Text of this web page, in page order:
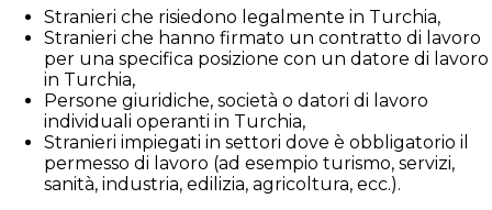
Stranieri che risiedono legalmente in Turchia,
Stranieri che hanno firmato un contratto di lavoro
per una specifica posizione con un datore di lavoro
in Turchia,
Persone giuridiche, società o datori di lavoro
individuali operanti in Turchia,
Stranieri impiegati in settori dove è obbligatorio il
permesso di lavoro (ad esempio turismo, servizi,
sanità, industria, edilizia, agricoltura, ecc.).